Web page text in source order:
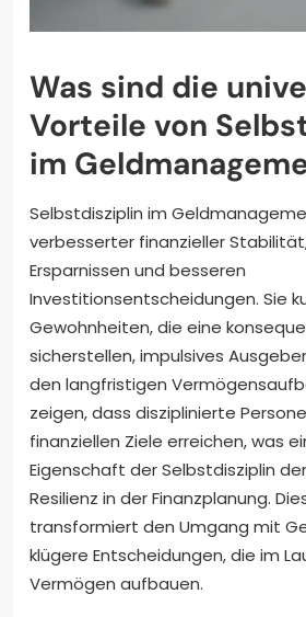
Was sind die
Vorteile von
im
Selbstdisziplin im
verbesserter finanzieller
Ersparnissen und besseren
Investitionsentscheidungen. Sie
Gewohnheiten, die eine
sicherstellen, impulsives
den langfristigen
zeigen, dass disziplinierte
finanziellen Ziele erreichen, was
Eigenschaft der Selbstdisziplin
Resilienz in der Finanzplanung.
transformiert den Umgang mit
klügere Entscheidungen, die im
Vermögen aufbauen.